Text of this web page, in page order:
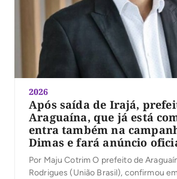
2026
Após saída de Irajá,
Araguaína, que já está
entra também na
Dimas e fará anúncio
Por Maju Cotrim O prefeito de
Rodrigues (União Brasil), confirmou